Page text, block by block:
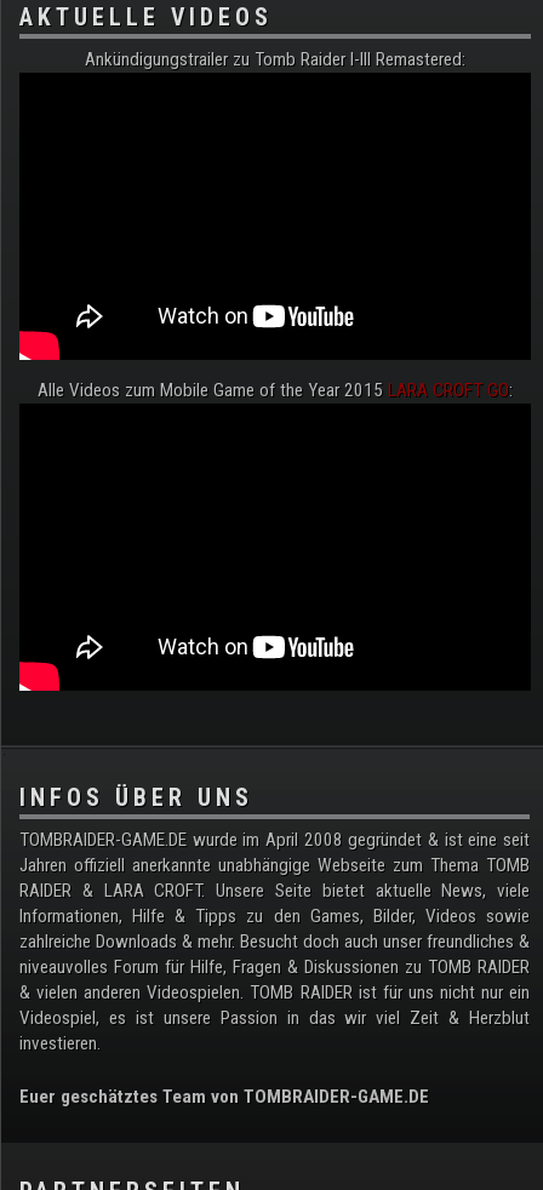
AKTUELLE VIDEOS
Ankündigungstrailer zu Tomb Raider I-III Remastered:
Alle Videos zum Mobile Game of the Year 2015 LARA CROFT GO:
.
INFOS ÜBER UNS
TOMBRAIDER-GAME.DE wurde im April 2008 gegründet & ist eine seit
Jahren offiziell anerkannte unabhängige Webseite zum Thema TOMB
RAIDER & LARA CROFT. Unsere Seite bietet aktuelle News, viele
Informationen, Hilfe & Tipps zu den Games, Bilder, Videos sowie
zahlreiche Downloads & mehr. Besucht doch auch unser freundliches &
niveauvolles Forum für Hilfe, Fragen & Diskussionen zu TOMB RAIDER
& vielen anderen Videospielen. TOMB RAIDER ist für uns nicht nur ein
Videospiel, es ist unsere Passion in das wir viel Zeit & Herzblut
investieren.
Euer geschätztes Team von TOMBRAIDER-GAME.DE